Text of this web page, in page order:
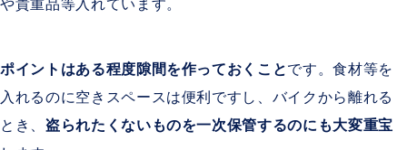
や貴重品等入れています。
ポイントはある程度隙間を作っておくことです。食材等を
入れるのに空きスペースは便利ですし、バイクから離れる
とき、 盗られたくないものを一次保管するのにも大変重宝